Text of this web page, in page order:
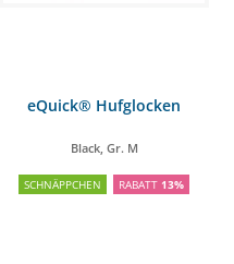
eQuick® Hufglocken
Black, Gr. M
SCHNÄPPCHEN RABATT 13%